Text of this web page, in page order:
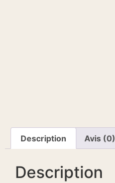
Description Avis (0)
Description